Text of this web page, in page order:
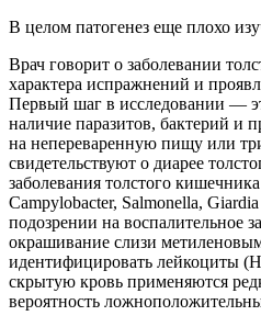
В целом патогенез еще плохо
Врач говорит о заболевании
характера испражнений и
Первый шаг в исследовании —
наличие паразитов, бактерий и
на непереваренную пищу или
свидетельствуют о диарее
заболевания толстого
Campylobacter, Salmonella,
подозрении на воспалительное
окрашивание слизи
идентифицировать лейкоциты
скрытую кровь применяются
вероятность